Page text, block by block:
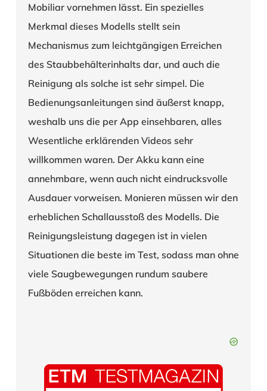
Mobiliar vornehmen lässt. Ein spezielles
Merkmal dieses Modells stellt sein
Mechanismus zum leichtgängigen Erreichen
des Staubbehälterinhalts dar, und auch die
Reinigung als solche ist sehr simpel. Die
Bedienungsanleitungen sind äußerst knapp,
weshalb uns die per App einsehbaren, alles
Wesentliche erklärenden Videos sehr
willkommen waren. Der Akku kann eine
annehmbare, wenn auch nicht eindrucksvolle
Ausdauer vorweisen. Monieren müssen wir den
erheblichen Schallausstoß des Modells. Die
Reinigungsleistung dagegen ist in vielen
Situationen die beste im Test, sodass man ohne
viele Saugbewegungen rundum saubere
Fußböden erreichen kann.